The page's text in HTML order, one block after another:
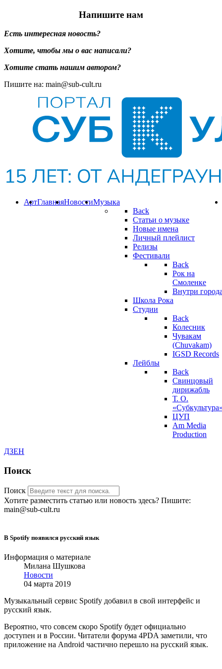
Напишите нам
Есть интересная новость?
Хотите, чтобы мы о вас написали?
Хотите стать нашим автором?
Пишите на: main@sub-cult.ru
Музыка
Back
Статьи о музыке
Новые имена
Личный плейлист
Релизы
Фестивали
Back
Рок на
Смоленке
Внутри
Школа Рока
Студии
Back
Колесник
Чувакам
(Chuvakam)
IGSD Records
Лейблы
Back
Свинцовый
дирижабль
Т. О.
ЦУП
Am Media
Production
Новости
Главная
Арт
ДЗЕН
Поиск
Поиск
Хотите разместить статью или новость здесь? Пишите:
main@sub-cult.ru
В Spotify появился русский язык
Информация о материале
Милана Шушкова
Новости
04 марта 2019
Музыкальный сервис Spotify добавил в свой интерфейс и
русский язык.
Вероятно, что совсем скоро Spotify будет официально
доступен и в России. Читатели форума 4PDA заметили, что
приложение на Android частично перешло на русский язык.